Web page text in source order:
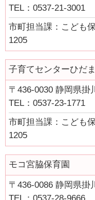
湯日の子ども達を見守る会
やなぎ文庫
静岡県立総合病院保育所
プライバシーポリシー
リンクポリシー
免責事項
お問い合わせ
サイトマップ
TEL：0537-21-3001
市町担当課：こども
1205
子育てセンターひだ
〒436-0030 静岡県掛
TEL：0537-23-1771
市町担当課：こども
1205
モコ宮脇保育園
〒436-0086 静岡県掛